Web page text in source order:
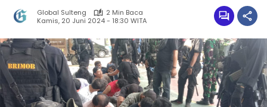
Global Sulteng
2 Min Baca
Kamis, 20 Juni 2024 - 18:30 WITA